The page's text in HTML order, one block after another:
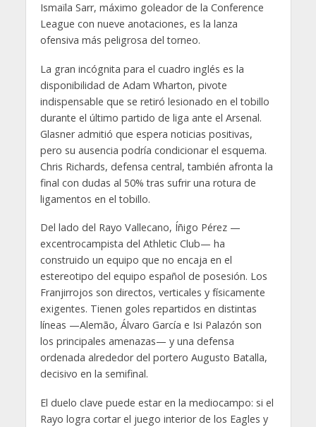
Ismaïla Sarr, máximo goleador de la Conference
League con nueve anotaciones, es la lanza
ofensiva más peligrosa del torneo.
La gran incógnita para el cuadro inglés es la
disponibilidad de Adam Wharton, pivote
indispensable que se retiró lesionado en el tobillo
durante el último partido de liga ante el Arsenal.
Glasner admitió que espera noticias positivas,
pero su ausencia podría condicionar el esquema.
Chris Richards, defensa central, también afronta la
final con dudas al 50% tras sufrir una rotura de
ligamentos en el tobillo.
Del lado del Rayo Vallecano, Íñigo Pérez —
excentrocampista del Athletic Club— ha
construido un equipo que no encaja en el
estereotipo del equipo español de posesión. Los
Franjirrojos son directos, verticales y físicamente
exigentes. Tienen goles repartidos en distintas
líneas —Alemão, Álvaro García e Isi Palazón son
los principales amenazas— y una defensa
ordenada alrededor del portero Augusto Batalla,
decisivo en la semifinal.
El duelo clave puede estar en la mediocampo: si el
Rayo logra cortar el juego interior de los Eagles y